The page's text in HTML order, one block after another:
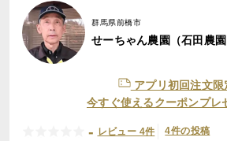
群馬県前橋市
せーちゃん農園（石田農園
アプリ初回注文限
今すぐ使えるクーポンプレ
- レビュー 4件 4件の投稿